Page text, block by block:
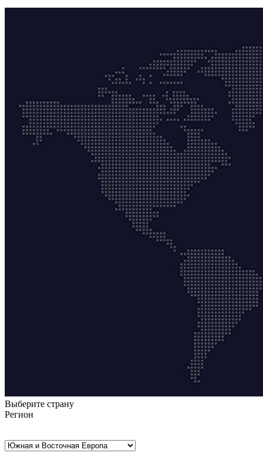
Выберите страну
Регион